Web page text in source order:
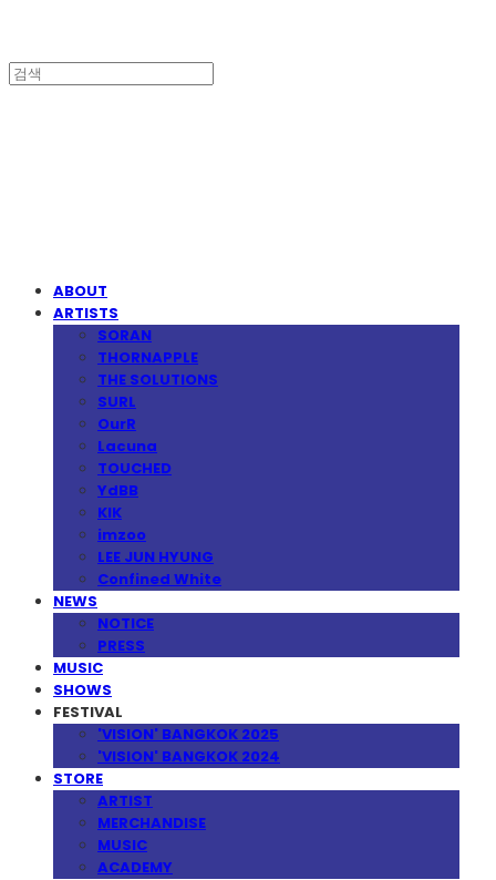
ABOUT
ARTISTS
SORAN
THORNAPPLE
THE SOLUTIONS
SURL
OurR
Lacuna
TOUCHED
YdBB
KIK
imzoo
LEE JUN HYUNG
Confined White
NEWS
NOTICE
PRESS
MUSIC
SHOWS
FESTIVAL
'VISION' BANGKOK 2025
'VISION' BANGKOK 2024
STORE
ARTIST
MERCHANDISE
MUSIC
ACADEMY